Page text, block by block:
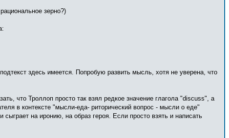
зерно?)
здесь имеется. Попробую развить мысль, хотя не уверена, что
что Троллоп просто так взял редкое значение глагола "discuss", а
в контексте "мысли-еда- риторический вопрос - мысли о еде"
сыграет на иронию, на образ героя. Если просто взять и написать